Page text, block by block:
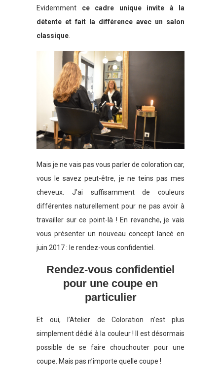
Evidemment ce cadre unique invite à la
détente et fait la différence avec un salon
classique
Mais je ne vais pas vous parler de coloration car,
vous le savez peut-être, je ne teins pas mes
cheveux. J’ai suffisamment de couleurs
différentes naturellement pour ne pas avoir à
travailler sur ce point-là ! En revanche, je vais
vous présenter un nouveau concept lancé en
juin 2017 : le rendez-vous confidentiel.
Rendez-vous confidentiel
pour une coupe en
particulier
Et oui, l’Atelier de Coloration n’est plus
simplement dédié à la couleur ! Il est désormais
possible de se faire chouchouter pour une
coupe. Mais pas n’importe quelle coupe !